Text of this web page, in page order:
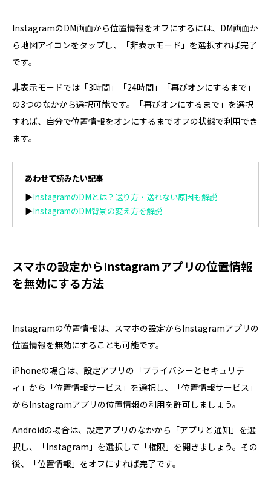
InstagramのDM画面から位置情報をオフにするには、DM画面か
ら地図アイコンをタップし、「非表示モード」を選択すれば完了
です。
非表示モードでは「3時間」「24時間」「再びオンにするまで」
の3つのなかから選択可能です。「再びオンにするまで」を選択
すれば、自分で位置情報をオンにするまでオフの状態で利用でき
ます。
あわせて読みたい記事
▶InstagramのDMとは？送り方・送れない原因も解説
▶InstagramのDM背景の変え方を解説
スマホの設定からInstagramアプリの位置情報
を無効にする方法
Instagramの位置情報は、スマホの設定からInstagramアプリの
位置情報を無効にすることも可能です。
iPhoneの場合は、設定アプリの「プライバシーとセキュリテ
ィ」から「位置情報サービス」を選択し、「位置情報サービス」
からInstagramアプリの位置情報の利用を許可しましょう。
Androidの場合は、設定アプリのなかから「アプリと通知」を選
択し、「Instagram」を選択して「権限」を開きましょう。その
後、「位置情報」をオフにすれば完了です。